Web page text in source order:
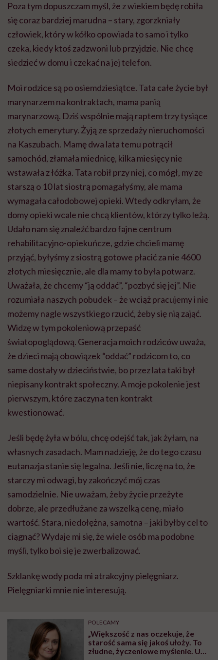
Poza tym dopuszczam myśl, że z wiekiem będę robiła
się coraz bardziej marudna – stary, zgorzkniały
człowiek, który w kółko opowiada to samo i tylko
czeka, kiedy ktoś zadzwoni lub przyjdzie. Nie chcę
siedzieć w domu i czekać na jej telefon.
Moi rodzice są po osiemdziesiątce. Tata całe życie był
marynarzem na kontraktach, mama panią
marynarzową. Dziś wspólnie mają raptem trzy tysiące
złotych emerytury. Żyją ze sprzedaży nieruchomości
na Kaszubach. Mamę dwa lata temu potrącił
samochód, złamała miednicę, kilka miesięcy nie
wstawała z łóżka. Tata robił przy niej, co mógł, my ze
starszą o 10 lat siostrą pomagałyśmy, ale mama
wymagała całodobowej opieki. Wtedy odkryłam, że
domy opieki wcale nie chcą klientów, którzy tylko leżą.
Udało nam się znaleźć bardzo fajne centrum
rehabilitacyjno-opiekuńcze, gdzie chcieli mamę
przyjąć, byłyśmy z siostrą gotowe płacić za nie 4600
złotych miesięcznie, ale dla mamy to była potwarz.
Uważała, że chcemy “ją oddać”, “pozbyć się jej”. Nie
rozumiała naszych pobudek – że wciąż pracujemy i nie
możemy nagle wszystkiego rzucić, żeby się nią zająć.
Widzę w tym pokoleniową przepaść
światopoglądową. Generacja moich rodziców uważa,
że dzieci mają obowiązek “oddać” rodzicom to, co
same dostały w dzieciństwie, bo przez lata taki był
niepisany kontrakt społeczny. A moje pokolenie jest
pierwszym, które zaczyna ten kontrakt
kwestionować.
Jeśli będę żyła w bólu, chcę odejść tak, jak żyłam, na
własnych zasadach. Mam nadzieję, że do tego czasu
eutanazja stanie się legalna. Jeśli nie, liczę na to, że
starczy mi odwagi, by zakończyć mój czas
samodzielnie. Nie uważam, żeby życie przeżyte
dobrze, ale przedłużane za wszelką cenę, miało
wartość. Stara, niedołężna, samotna – jaki byłby cel to
ciągnąć? Wydaje mi się, że wiele osób ma podobne
myśli, tylko boi się je zwerbalizować.
Szklankę wody poda mi atrakcyjny pielęgniarz.
Pielęgniarki mnie nie interesują.
POLECAMY
„Większość z nas oczekuje, że
starość sama się jakoś ułoży. To
złudne, życzeniowe myślenie. U